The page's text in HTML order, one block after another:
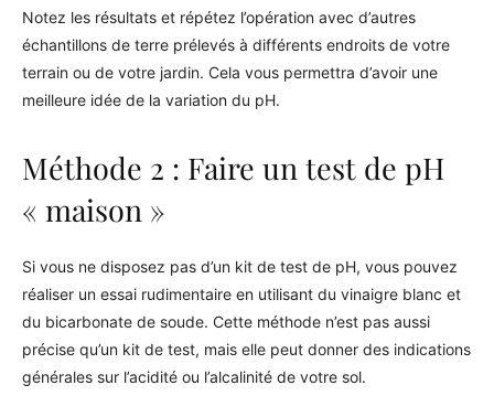
Notez les résultats et répétez l’opération avec d’autres
échantillons de terre prélevés à différents endroits de votre
terrain ou de votre jardin. Cela vous permettra d’avoir une
meilleure idée de la variation du pH.
Méthode 2 : Faire un test de pH
« maison »
Si vous ne disposez pas d’un kit de test de pH, vous pouvez
réaliser un essai rudimentaire en utilisant du vinaigre blanc et
du bicarbonate de soude. Cette méthode n’est pas aussi
précise qu’un kit de test, mais elle peut donner des indications
générales sur l’acidité ou l’alcalinité de votre sol.